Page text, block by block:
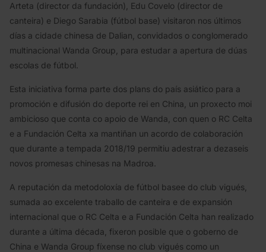
Arteta (director da fundación), Edu Covelo (director de
canteira) e Diego Sarabia (fútbol base) visitaron nos últimos
días a cidade chinesa de Dalian, convidados o conglomerado
multinacional Wanda Group, para estudar a apertura de dúas
escolas de fútbol.
Esta iniciativa forma parte dos plans do país asiático para a
promoción e difusión do deporte rei en China, un proxecto moi
ambicioso que conta co apoio de Wanda, con quen o RC Celta
e a Fundación Celta xa mantiñan un acordo de colaboración
que durante a tempada 2018/19 permitiu adestrar a dezaseis
novos promesas chinesas na Madroa.
A reputación da metodoloxía de fútbol basee do club vigués,
sumada ao excelente traballo de canteira e de expansión
internacional que o RC Celta e a Fundación Celta han realizado
durante a última década, fixeron posible que o goberno de
China e Wanda Group fíxense no club vigués como un